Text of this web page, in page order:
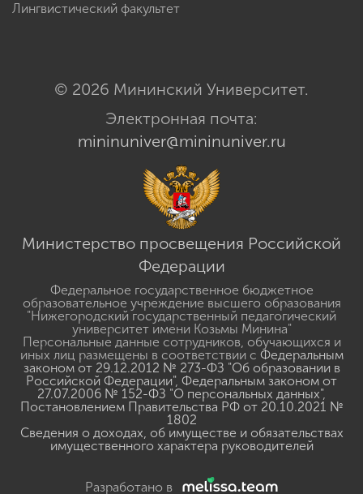
Лингвистический факультет
© 2026 Мининский Университет.
Электронная почта:
mininuniver@mininuniver.ru
Министерство просвещения Российской
Федерации
Федеральное государственное бюджетное
образовательное учреждение высшего образования
"Нижегородский государственный педагогический
университет имени Козьмы Минина"
Персональные данные сотрудников, обучающихся и
иных лиц размещены в соответствии с Федеральным
законом от 29.12.2012 № 273-ФЗ "Об образовании в
Российской Федерации", Федеральным законом от
27.07.2006 № 152-ФЗ "О персональных данных",
Постановлением Правительства РФ от 20.10.2021 №
1802
Сведения о доходах, об имуществе и обязательствах
имущественного характера руководителей
Разработано в